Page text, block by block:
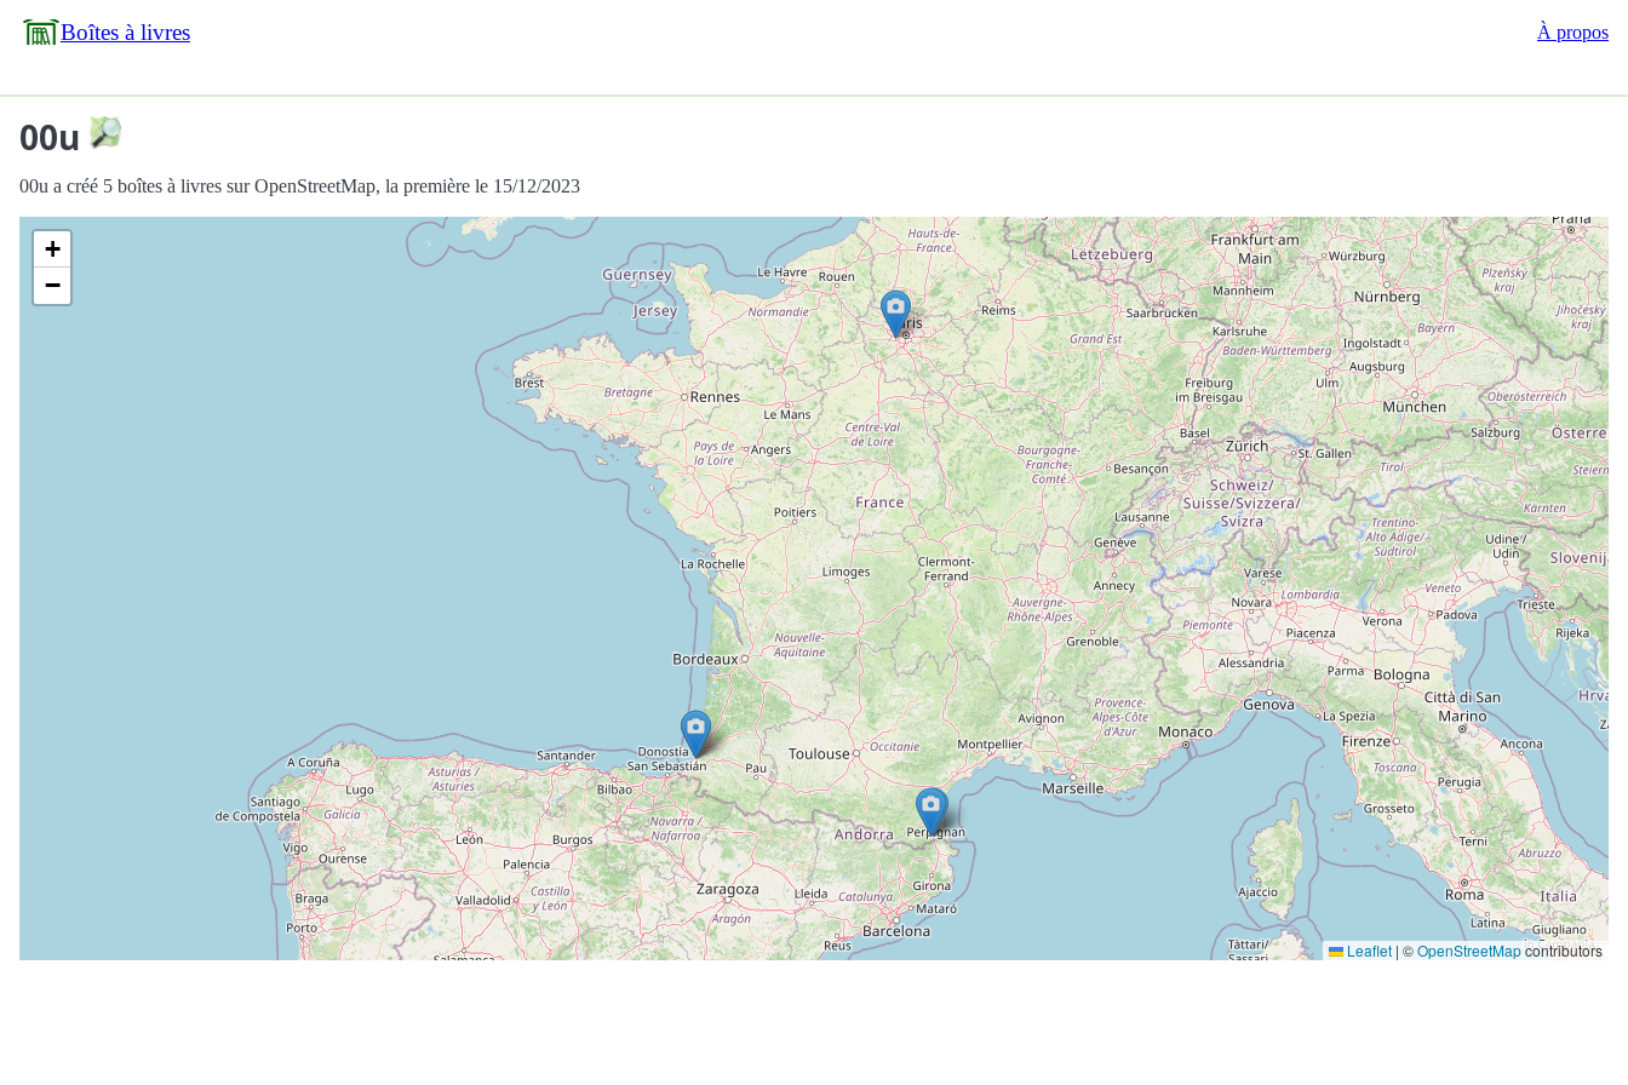
Boîtes à livres À propos
00u
00u a créé 5 boîtes à livres sur OpenStreetMap, la première le 15/12/2023
+
−
Leaflet | ©OpenStreetMapcontributors